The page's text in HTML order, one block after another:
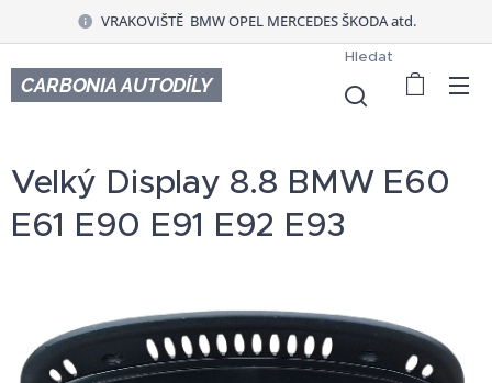
VRAKOVIŠTĚ BMW OPEL MERCEDES ŠKODA atd.
CARBONIA AUTODÍLY
Hledat
Velký Display 8.8 BMW E60
E61 E90 E91 E92 E93